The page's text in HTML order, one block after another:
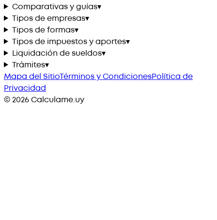
Comparativas y guías▾
Tipos de empresas▾
Tipos de formas▾
Tipos de impuestos y aportes▾
Liquidación de sueldos▾
Trámites▾
Mapa del SitioTérminos y CondicionesPolítica de
Privacidad
©2026Calculame.uy